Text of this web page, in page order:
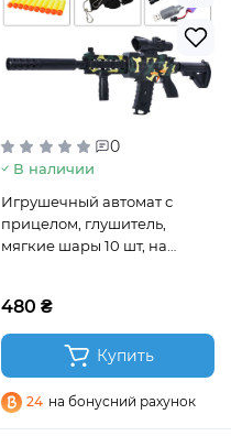
0
В наличии
Игрушечный автомат с
прицелом, глушитель,
мягкие шары 10 шт, на
480 ₴
Купить
24 на бонусний рахунок